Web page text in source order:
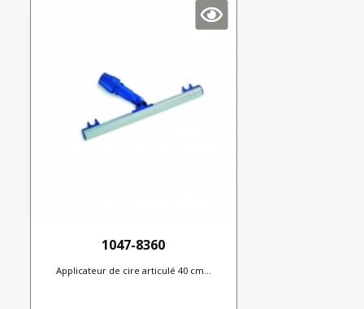
1047-8360
Applicateur de cire articulé 40 cm...